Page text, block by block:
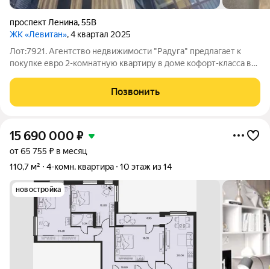
проспект Ленина,55В
ЖК «Левитан», 4 квартал 2025
Лот:7921. Агентство недвижимости "Радуга" предлагает к
покупке евро 2-комнатную квартиру в доме кофорт-класса в
элегантности и современного комфорта, каждая деталь
продумана так, чтобы жильцы могли
Позвонить
15 690 000 ₽
от 65 755 ₽ в месяц
110,7 м²
4-комн. квартира 10 этаж из 14
новостройка